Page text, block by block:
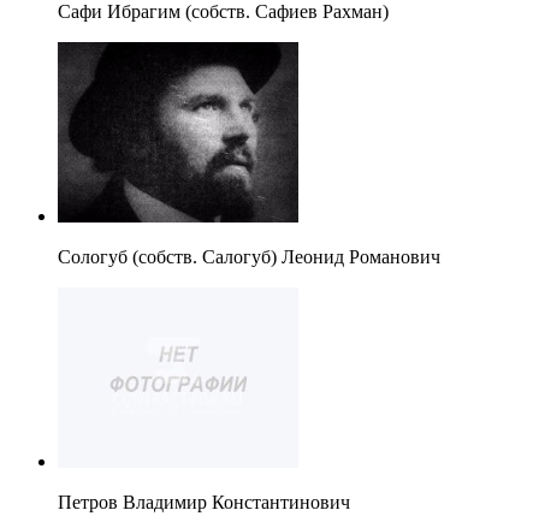
Сафи Ибрагим (собств. Сафиев Рахман)
Сологуб (собств. Салогуб) Леонид Романович
Петров Владимир Константинович